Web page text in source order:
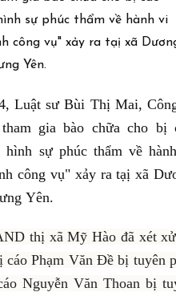
sự phúc thẩm về hành vi
công vụ" xảy ra tạị xã
Yên.
Luật sư Bùi Thị Mai,
gia bào chữa cho bị
sự phúc thẩm về
công vụ" xảy ra tạị xã
Yên.
thị xã Mỹ Hào đã xét
Phạm Văn Đề bị tuyên
Nguyễn Văn Thoan bị